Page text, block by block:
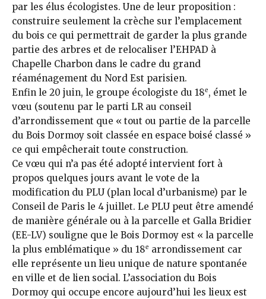
par les élus écologistes. Une de leur proposition :
construire seulement la crèche sur l’emplacement
du bois ce qui permettrait de garder la plus grande
partie des arbres et de relocaliser l’EHPAD à
Chapelle Charbon dans le cadre du grand
réaménagement du Nord Est parisien.
Enfin le 20 juin, le groupe écologiste du 18e, émet le
vœu (soutenu par le parti LR au conseil
d’arrondissement que « tout ou partie de la parcelle
du Bois Dormoy soit classée en espace boisé classé »
ce qui empêcherait toute construction.
Ce vœu qui n’a pas été adopté intervient fort à
propos quelques jours avant le vote de la
modification du PLU (plan local d’urbanisme) par le
Conseil de Paris le 4 juillet. Le PLU peut être amendé
de manière générale ou à la parcelle et Galla Bridier
(EE-LV) souligne que le Bois Dormoy est « la parcelle
la plus emblématique » du 18e arrondissement car
elle représente un lieu unique de nature spontanée
en ville et de lien social. L’association du Bois
Dormoy qui occupe encore aujourd’hui les lieux est